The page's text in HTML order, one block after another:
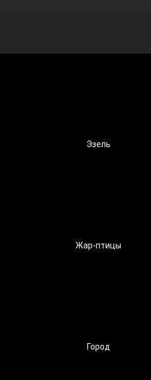
Эзель
Жар-птицы
Город